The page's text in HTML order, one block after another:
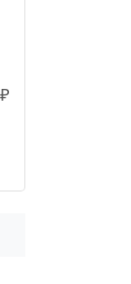
₽